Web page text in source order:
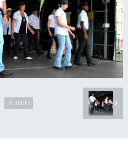
RETOUR